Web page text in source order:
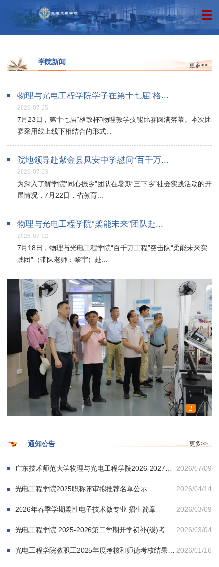
学院新闻 更多>>
物理与光电工程学院学子在第十七届“格...
2026-07-25
7月23日，第十七届“格致杯”物理教学技能比赛圆满落幕。本次比
赛采用线上线下相结合的形式...
院地领导赴紫金县凤安中学慰问“百千万...
2026-07-23
为深入了解学院“同心振乡”团队在暑期“三下乡”社会实践活动的开
展情况，7月22日，省教育...
物理与光电工程学院“柔能未来”团队赴...
2026-07-22
7月18日，物理与光电工程学院“百千万工程”突击队“柔能未来实
践团”（带队老师：黎宇）赴...
1 2 3
通知公告 更多>>
2026/07/09
广东技术师范大学物理与光电工程学院2026-2027学年第一学期教材征订计划汇总表
2026/04/14
光电工程学院2025职称评审拟推荐名单公示
2026/03/09
2026年春季学期柔性电子技术微专业 招生简章
2026/03/04
光电工程学院 2025-2026第二学期开学初补(缓)考安排
2026/01/16
光电工程学院教职工2025年度考核和师德考核结果公示